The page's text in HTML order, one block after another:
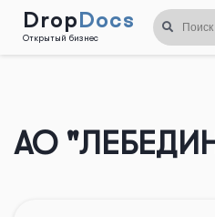
DropDocs
Открытый бизнес
АО